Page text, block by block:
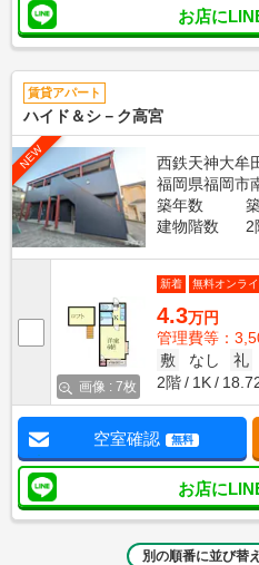
お店に
賃貸アパート
ハイド＆シ－ク高宮
NEW
西鉄天神大牟
福岡県福岡市
築年数
建物階数
2
画像 : 7枚
新着 無料オンラ
4.3万円
管理費等：
敷
なし 礼
2階
1K
空室確認 無料
お店に
別の順番に並び替